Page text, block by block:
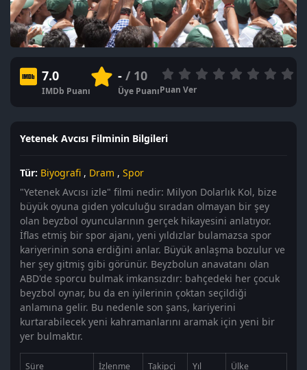
7.0
IMDb Puanı
-/ 10
Üye PuanıPuan Ver
Yetenek Avcısı Filminin Bilgileri
Tür: Biyografi , Dram , Spor
"Yetenek Avcısı izle" filmi nedir: Milyon Dolarlık Kol, bize
büyük oyuna giden yolculuğu sıradan olmayan bir şey
olan beyzbol oyuncularının gerçek hikayesini anlatıyor.
İflas etmiş bir spor ajanı, yeni yıldızlar bulamazsa spor
kariyerinin sona erdiğini anlar. Büyük anlaşma bozulur ve
her şey gitmiş gibi görünür. Beyzbolun anavatanı olan
ABD'de sporcu bulmak imkansızdır: bahçedeki her çocuk
beyzbol oynar, bu da en iyilerinin çoktan seçildiği
anlamına gelir. Bu nedenle son şans, kariyerini
kurtarabilecek yeni kahramanlarını aramak için yeni bir
yer bulmaktır.
Süre İzlenme Takipçi Yıl Ülke